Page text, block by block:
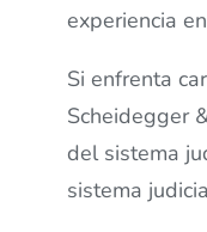
experiencia
Si enfrenta
Scheidegger
del sistema
sistema